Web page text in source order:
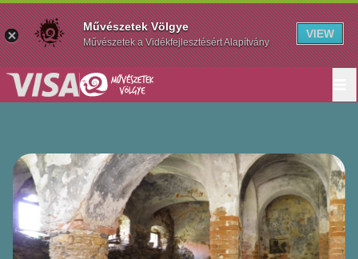
Művészetek Völgye
Művészetek a Vidékfejlesztésért Alapítvány
VIEW